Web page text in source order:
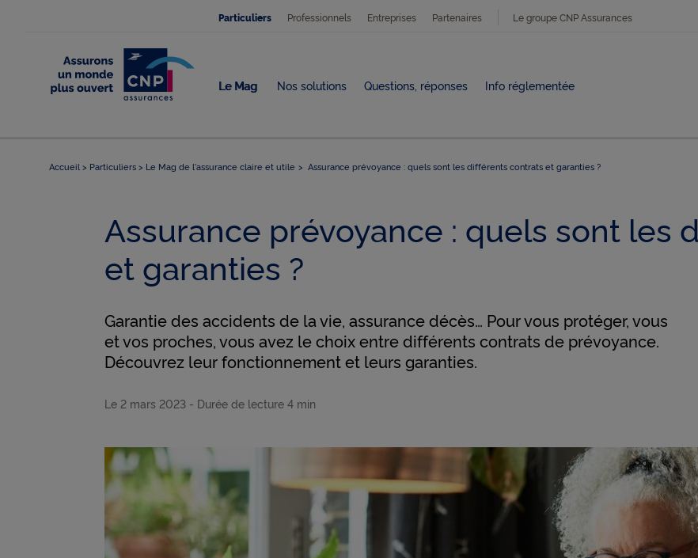
Particuliers Professionnels Entreprises Partenaires Le groupe CNP Assurances
Le Mag Nos solutions Questions, réponses Info réglementée
Accueil Particuliers Le Mag de l'assurance claire et utile Assurance prévoyance : quels sont les différents contrats et garanties ?
Assurance prévoyance : quels sont les
et garanties ?
Garantie des accidents de la vie, assurance décès… Pour vous protéger, vous
et vos proches, vous avez le choix entre différents contrats de prévoyance.
Découvrez leur fonctionnement et leurs garanties.
Le 2 mars 2023 - Durée de lecture 4 min